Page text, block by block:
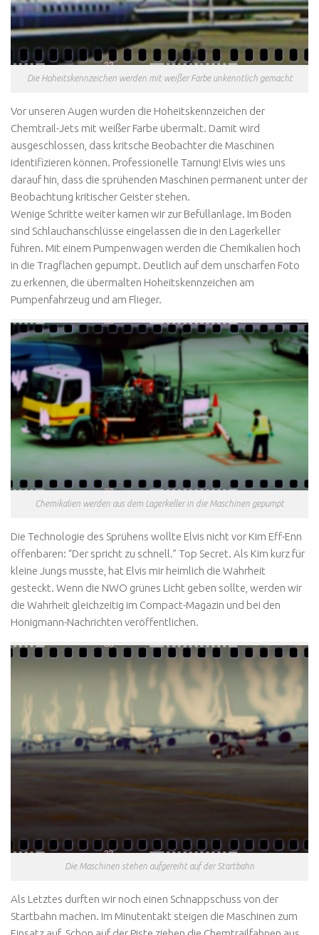
Die Hoheitskennzeichen werden mit weißer Farbe unkenntlich gemacht
Vor unseren Augen wurden die Hoheitskennzeichen der
Chemtrail-Jets mit weißer Farbe übermalt. Damit wird
ausgeschlossen, dass kritsche Beobachter die Maschinen
identifizieren können. Professionelle Tarnung! Elvis wies uns
darauf hin, dass die sprühenden Maschinen permanent unter der
Beobachtung kritischer Geister stehen.
Wenige Schritte weiter kamen wir zur Befüllanlage. Im Boden
sind Schlauchanschlüsse eingelassen die in den Lagerkeller
führen. Mit einem Pumpenwagen werden die Chemikalien hoch
in die Tragflächen gepumpt. Deutlich auf dem unscharfen Foto
zu erkennen, die übermalten Hoheitskennzeichen am
Pumpenfahrzeug und am Flieger.
Chemikalien werden aus dem Lagerkeller in die Maschinen gepumpt
Die Technologie des Sprühens wollte Elvis nicht vor Kim Eff-Enn
offenbaren: “Der spricht zu schnell.” Top Secret. Als Kim kurz für
kleine Jungs musste, hat Elvis mir heimlich die Wahrheit
gesteckt. Wenn die NWO grünes Licht geben sollte, werden wir
die Wahrheit gleichzeitig im Compact-Magazin und bei den
Honigmann-Nachrichten veröffentlichen.
Die Maschinen stehen aufgereiht auf der Startbahn
Als Letztes durften wir noch einen Schnappschuss von der
Startbahn machen. Im Minutentakt steigen die Maschinen zum